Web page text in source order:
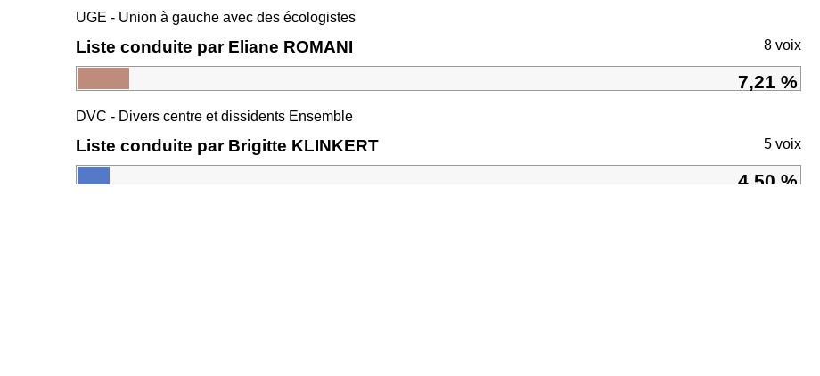
UGE - Union à gauche avec des écologistes
Liste conduite par Eliane ROMANI 8 voix
7,21 %
DVC - Divers centre et dissidents Ensemble
Liste conduite par Brigitte KLINKERT 5 voix
4,50 %